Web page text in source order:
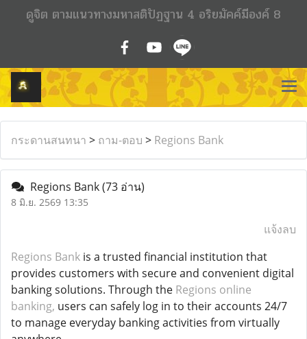
ดูจิต ตามแนวทางมหาสติปัฏฐาน 4 อริยมัคค์มีองค์ 8
กระดานสนทนา > ถาม-ตอบ > Regions Bank
Regions Bank(73 อ่าน)
8 มิ.ย. 2569 13:35
แจ้งลบ
Regions Bank is a trusted financial institution that
provides customers with secure and convenient digital
banking solutions. Through the Regions online
banking, users can safely log in to their accounts 24/7
to manage everyday banking activities from virtually